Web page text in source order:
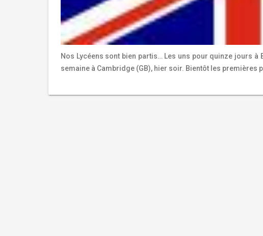
Nos Lycéens sont bien partis… Les uns pour quinze jours à
semaine à Cambridge (GB), hier soir. Bientôt les premières